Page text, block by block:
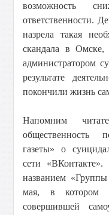
возможность
ответственности.
назрела такая
скандала в Омске,
администратором
результате
покончили жизнь
Напомним
общественность
газеты» о
сети
названием
мая, в котором
совершившей